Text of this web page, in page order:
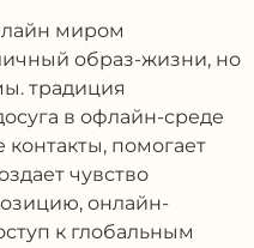
миром
образ-жизни, но
традиция
в офлайн-среде
помогает
чувство
онлайн-
к глобальным